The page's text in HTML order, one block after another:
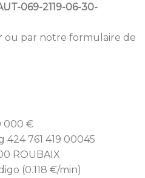
069-2119-06-30-
ou par notre formulaire de
000 €
424 761 419 00045
ROUBAIX
(0.118 €/min)